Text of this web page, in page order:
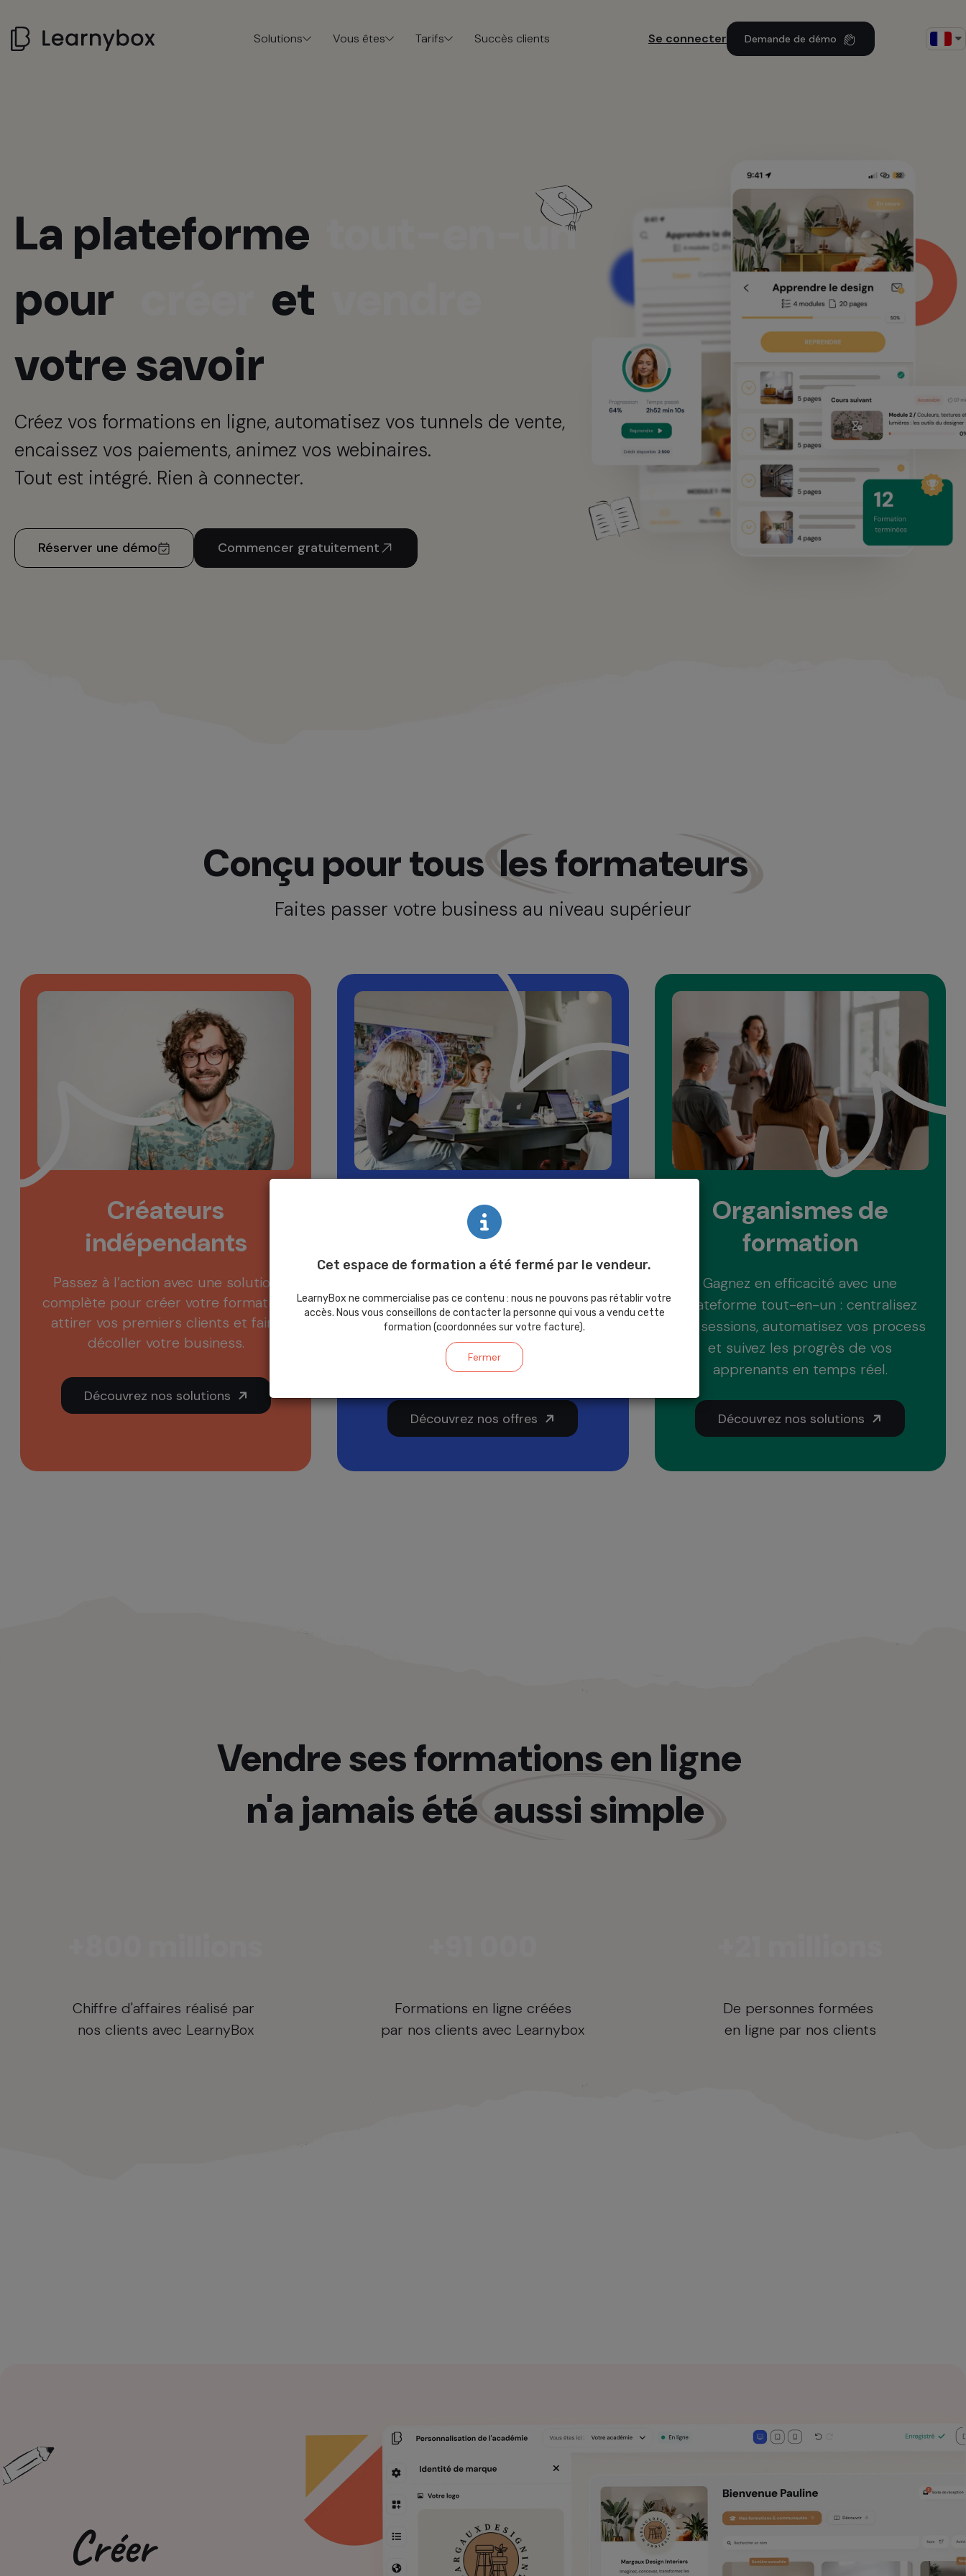
Solutions Vous êtes Tarifs Succès clients Se connecter Demande de démo
La plateforme
tout-en-un
pour
et
votre savoir
Créez vos formations en ligne, automatisez vos tunnels de vente,
encaissez vos paiements, animez vos webinaires.
Tout est intégré. Rien à connecter.
Réserver une démo Commencer gratuitement
Conçu pour tous les formateurs
Faites passer votre business au niveau supérieur
Créateurs
indépendants
Passez à l’action avec une solution
complète pour créer votre formation,
attirer vos premiers clients et faire
décoller votre business.
Découvrez nos solutions
Entreprises &
Organisations
entreprises qui veulent évoluer en
toute confiance. Formez vos
collaborateurs et améliorez
l'onboarding de vos clients.
Découvrez nos offres
Organismes de
formation
Gagnez en efficacité avec une
plateforme tout-en-un : centralisez
vos sessions, automatisez vos process
et suivez les progrès de vos
apprenants en temps réel.
Découvrez nos solutions
Vendre ses formations en ligne
n'a jamais été aussi simple
Chiffre d'affaires réalisé par
nos clients avec LearnyBox
Formations en ligne créées
par nos clients avec Learnybox
De personnes formées
en ligne par nos clients
Créer
Cet espace de formation a été fermé par le vendeur.
LearnyBox ne commercialise pas ce contenu : nous ne pouvons pas rétablir votre
accès. Nous vous conseillons de contacter la personne qui vous a vendu cette
formation (coordonnées sur votre facture).
Fermer